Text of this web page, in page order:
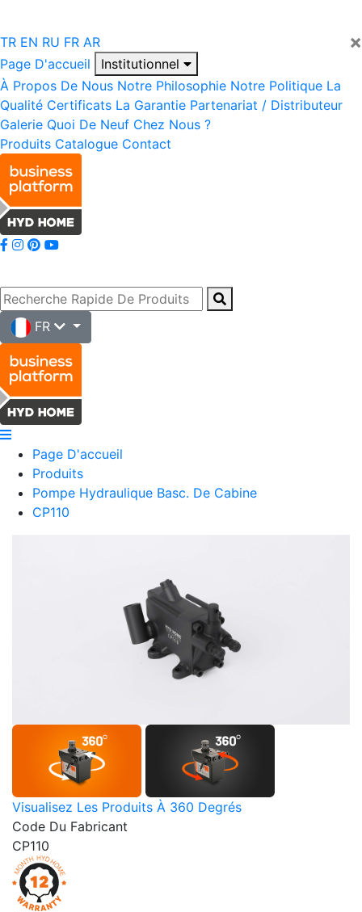
×
TR EN RU FR AR
Page D'accueil
Institutionnel
À Propos De Nous Notre Philosophie Notre Politique La
Qualité Certificats La Garantie Partenariat / Distributeur
Galerie Quoi De Neuf Chez Nous ?
Produits Catalogue Contact
FR
Page D'accueil
Produits
Pompe Hydraulique Basc. De Cabine
CP110
Visualisez Les Produits À 360 Degrés
Code Du Fabricant
CP110